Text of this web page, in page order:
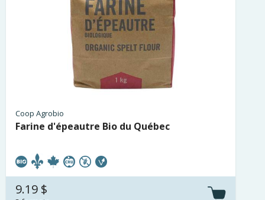
Coop Agrobio
Farine d'épeautre Bio du Québec
9.19 $